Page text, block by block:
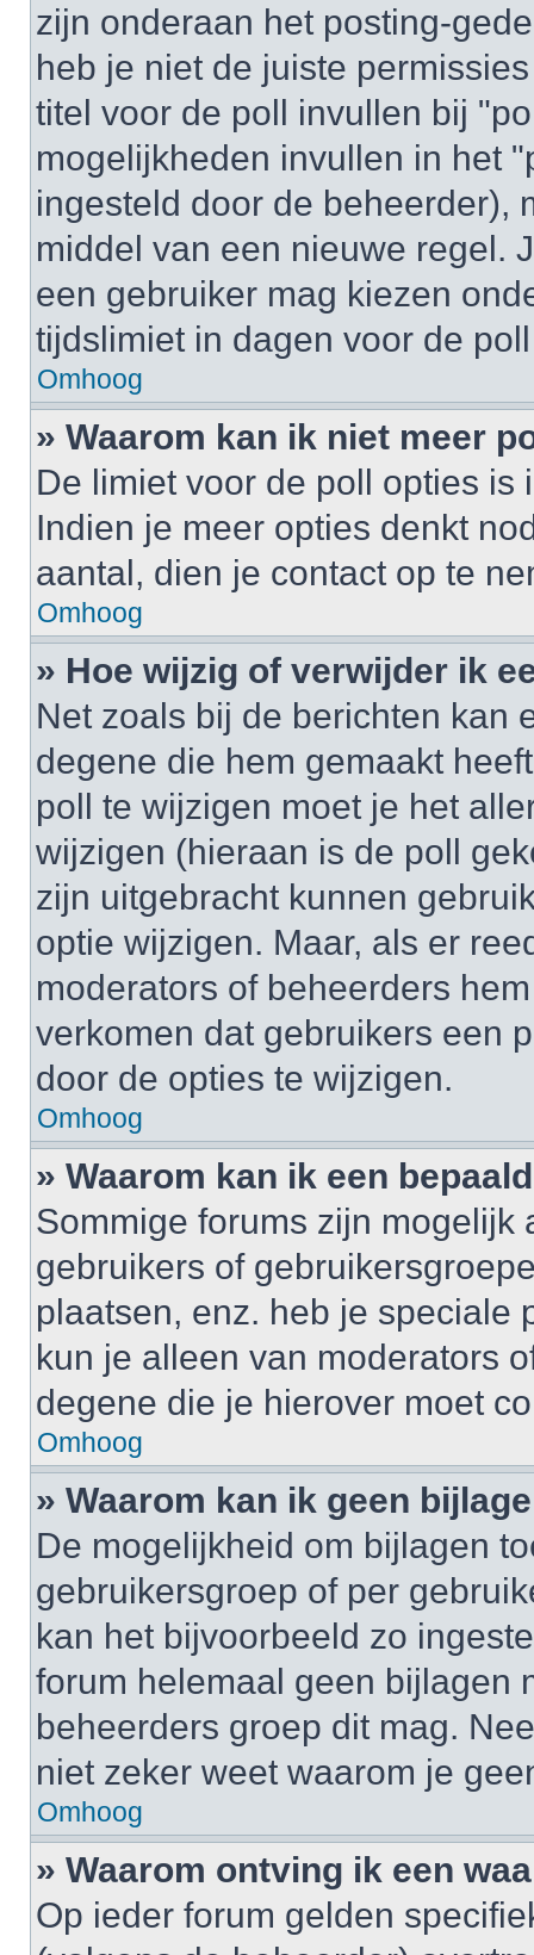
zijn onderaan het posting-
heb je niet de juiste
titel voor de poll invullen bij
mogelijkheden invullen in het
ingesteld door de beheerder),
middel van een nieuwe regel.
een gebruiker mag kiezen
tijdslimiet in dagen voor de
Omhoog
» Waarom kan ik niet meer
De limiet voor de poll opties is
Indien je meer opties denkt
aantal, dien je contact op te
Omhoog
» Hoe wijzig of verwijder ik
Net zoals bij de berichten kan
degene die hem gemaakt
poll te wijzigen moet je het
wijzigen (hieraan is de poll
zijn uitgebracht kunnen
optie wijzigen. Maar, als er
moderators of beheerders
verkomen dat gebruikers een
door de opties te wijzigen.
Omhoog
» Waarom kan ik een
Sommige forums zijn
gebruikers of
plaatsen, enz. heb je speciale
kun je alleen van moderators
degene die je hierover moet
Omhoog
» Waarom kan ik geen
De mogelijkheid om bijlagen
gebruikersgroep of per
kan het bijvoorbeeld zo
forum helemaal geen bijlagen
beheerders groep dit mag.
niet zeker weet waarom je
Omhoog
» Waarom ontving ik een
Op ieder forum gelden